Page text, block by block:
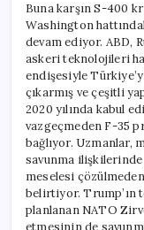
Buna karşın S-400
Washington
devam ediyor. ABD,
askeri teknolojileri
endişesiyle
çıkarmış ve çeşitli
2020 yılında kabul
vazgeçmeden F-35
bağlıyor. Uzmanlar,
savunma
meselesi
belirtiyor. Trump’ın
planlanan NATO